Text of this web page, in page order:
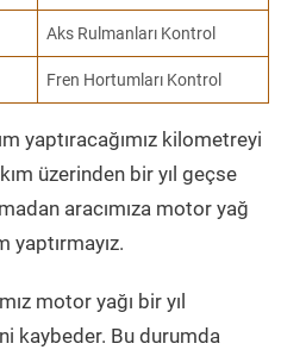
Aks Rulmanları Kontrol
Fren Hortumları Kontrol
yaptıracağımız kilometreyi
üzerinden bir yıl geçse
aracımıza motor yağ
yaptırmayız.
motor yağı bir yıl
kaybeder. Bu durumda